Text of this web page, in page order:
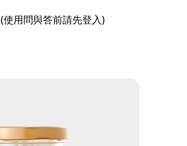
(使用問與答前請先登入)